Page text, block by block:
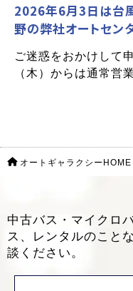
2026年6月3日は台
野の弊社オートセン
ご迷惑をおかけして
（木）からは通常営
オートギャラクシーHOME
中古バス・マイクロ
ス、レンタルのこと
談ください。